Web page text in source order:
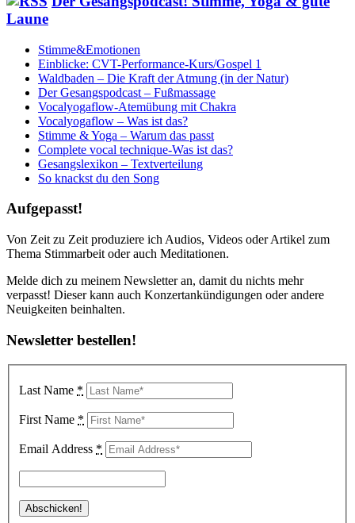
Laune
Stimme&Emotionen
Einblicke: CVT-Performance-Kurs/Gospel 1
Waldbaden – Die Kraft der Atmung (in der Natur)
Der Gesangspodcast – Fußmassage
Vocalyogaflow-Atemübung mit Chakra
Vocalyogaflow – Was ist das?
Stimme & Yoga – Warum das passt
Complete vocal technique-Was ist das?
Gesangslexikon – Textverteilung
So knackst du den Song
Aufgepasst!
Von Zeit zu Zeit produziere ich Audios, Videos oder Artikel zum
Thema Stimmarbeit oder auch Meditationen.
Melde dich zu meinem Newsletter an, damit du nichts mehr
verpasst! Dieser kann auch Konzertankündigungen oder andere
Neuigkeiten beinhalten.
Newsletter bestellen!
Last Name *
First Name *
Email Address *